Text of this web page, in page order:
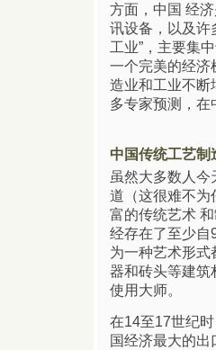
方面，中国 经
讯设备，以及许
工业”，主要集
一个完美的经济
造业和工业不断
多专家预测，
中国传统工艺制
虽然大多数人
道（这很难不为
富的传统艺术
经存在了至少自
为一种艺术形
器和砖头等建筑
使用大师。
在14至17世纪
国经济最大的